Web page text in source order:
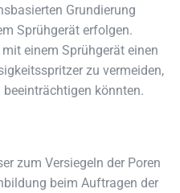
Grundierung
Sprühgerät erfolgen.
einem Sprühgerät einen
zu vermeiden,
könnten.
zum Versiegeln der Poren
beim Auftragen der